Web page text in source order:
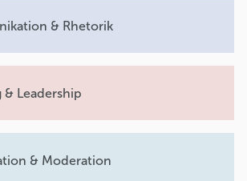
& Rhetorik
& Leadership
& Moderation